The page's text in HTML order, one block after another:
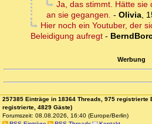
Ja, das stimmt. Hätte sie
an sie gegangen. - Olivia,
Hier noch ein Youtuber, der
Beleidigung aufregt -
Werbung
257385 Einträge in 18364 Threads, 975 registrierte
registrierte, 4829 Gäste)
Forumszeit: 08.08.2026, 16:40 (Europe/Berlin)